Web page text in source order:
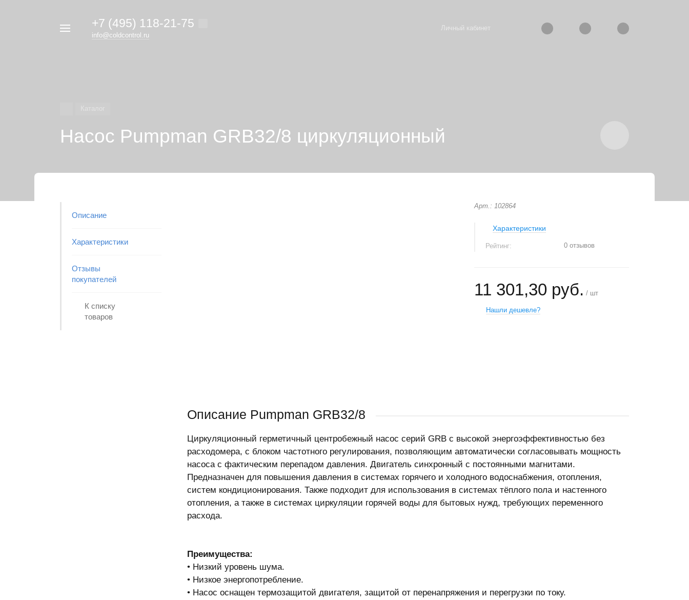
+7 (495) 118-21-75
info@coldcontrol.ru
Личный кабинет
Насос Pumpman GRB32/8 циркуляционный
Описание
Характеристики
Отзывы
покупателей
К списку
товаров
Арт.: 102864
Характеристики
Рейтинг: 0 отзывов
11 301,30 руб. / шт
Нашли дешевле?
Описание Pumpman GRB32/8
Циркуляционный герметичный центробежный насос серий GRB с высокой энергоэффективностью без
расходомера, с блоком частотного регулирования, позволяющим автоматически согласовывать мощность
насоса с фактическим перепадом давления. Двигатель синхронный с постоянными магнитами.
Предназначен для повышения давления в системах горячего и холодного водоснабжения, отопления,
систем кондиционирования. Также подходит для использования в системах тёплого пола и настенного
отопления, а также в системах циркуляции горячей воды для бытовых нужд, требующих переменного
расхода.
Преимущества:
• Низкий уровень шума.
• Низкое энергопотребление.
• Насос оснащен термозащитой двигателя, защитой от перенапряжения и перегрузки по току.